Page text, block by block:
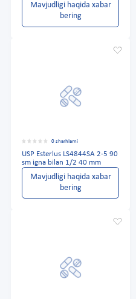
Mavjudligi haqida xabar
bering
0 sharhlarni
USP Esterlus LS4844SA 2-5 90
sm igna bilan 1/2 40 mm
Mavjudligi haqida xabar
bering